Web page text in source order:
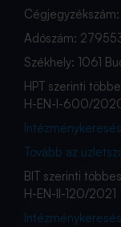
Adószám:
Székhely: 1061
HPT szerinti
H-EN-I-600/
Intézménykeresés
Tovább az
BIT szerinti
H-EN-II-120/2021
Intézménykeresés